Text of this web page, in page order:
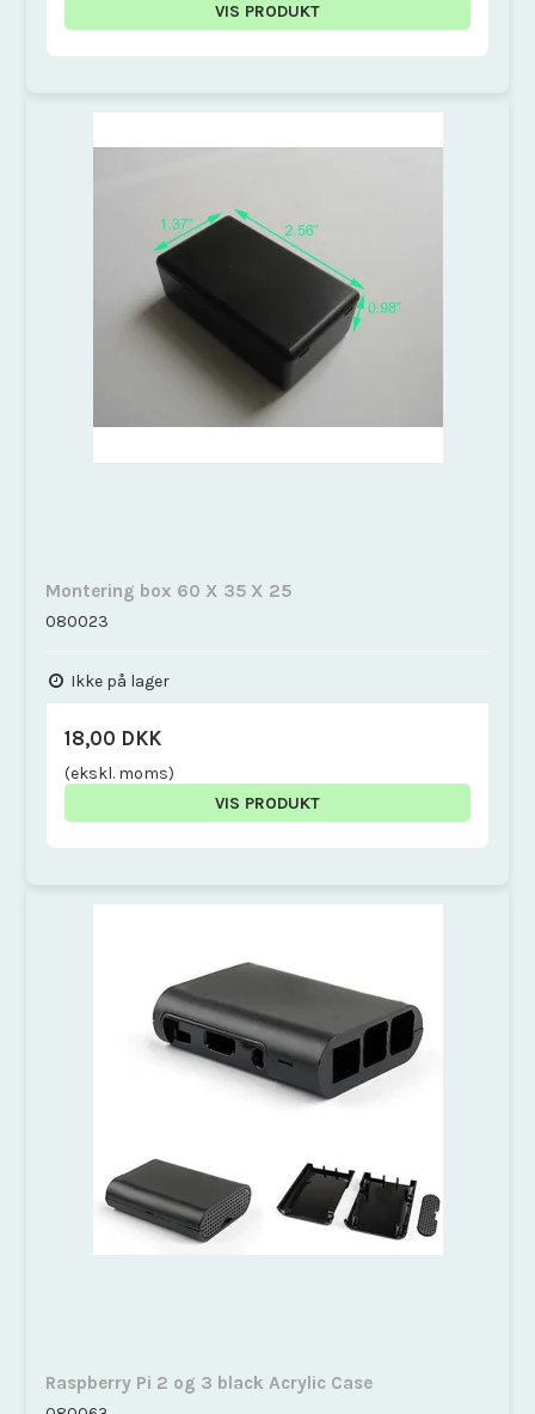
VIS PRODUKT
Montering box 60 X 35 X 25
080023
Ikke på lager
18,00 DKK
(ekskl. moms)
VIS PRODUKT
Raspberry Pi 2 og 3 black Acrylic Case